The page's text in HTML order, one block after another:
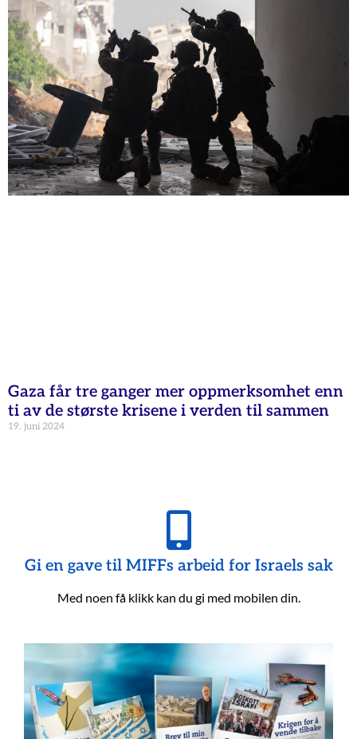
Gaza får tre ganger mer oppmerksomhet enn
ti av de største krisene i verden til sammen
19. juni 2024
Gi en gave til MIFFs arbeid for Israels sak
Med noen få klikk kan du gi med mobilen din.